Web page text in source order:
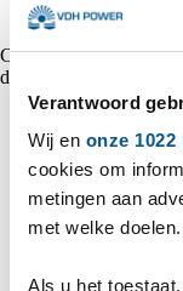
Verantwoord
Wij en onze
cookies om
metingen aan
met welke doelen.
Als u het
Copyright © 2026
door